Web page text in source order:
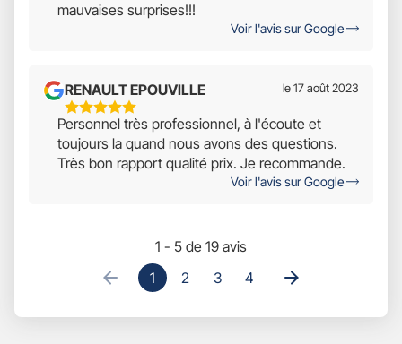
mauvaises surprises!!!
Voir l'avis sur Google
RENAULT EPOUVILLE
5
Étoiles
Sur
5
le 17 août 2023
Personnel très professionnel, à l'écoute et
toujours la quand nous avons des questions.
Très bon rapport qualité prix. Je recommande.
Voir l'avis sur Google
1 - 5 de 19 avis
1
2 3 4